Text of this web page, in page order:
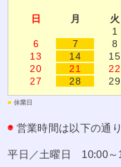
日
月 火
1
6
7 8
13
14 15
20
21 22
27
28 29
■ 休業日
◉ 営業時間は以下の通り
平日／土曜日 10:00～